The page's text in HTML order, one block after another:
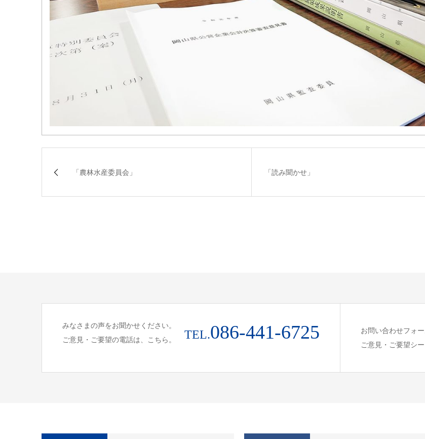
「農林水産委員会」 「読み聞かせ」
みなさまの声をお聞かせください。
ご意見・ご要望の電話は、こちら。
TEL.086-441-6725
お問い合わせフォー
ご意見・ご要望シー